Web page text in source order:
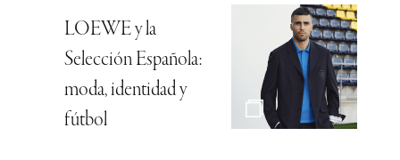
LOEWE y la
Selección Española:
moda, identidad y
fútbol